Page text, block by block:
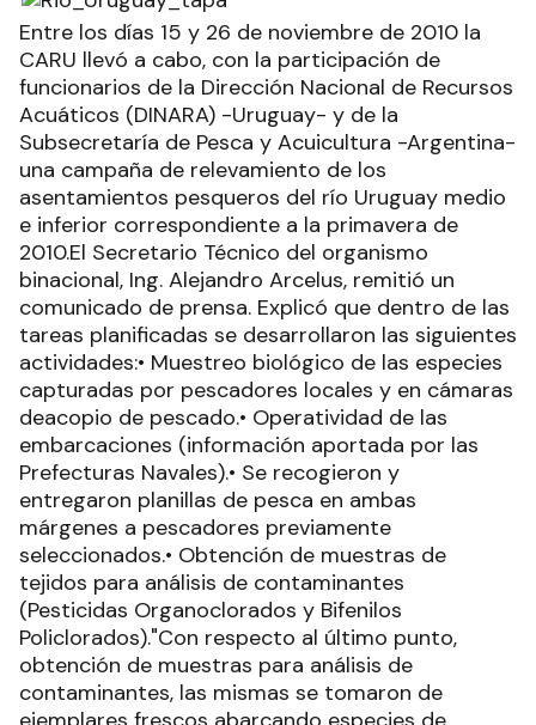
Entre los días 15 y 26 de noviembre de 2010 la
CARU llevó a cabo, con la participación de
funcionarios de la Dirección Nacional de Recursos
Acuáticos (DINARA) -Uruguay- y de la
Subsecretaría de Pesca y Acuicultura -Argentina-
una campaña de relevamiento de los
asentamientos pesqueros del río Uruguay medio
e inferior correspondiente a la primavera de
2010.El Secretario Técnico del organismo
binacional, Ing. Alejandro Arcelus, remitió un
comunicado de prensa. Explicó que dentro de las
tareas planificadas se desarrollaron las siguientes
actividades:• Muestreo biológico de las especies
capturadas por pescadores locales y en cámaras
deacopio de pescado.• Operatividad de las
embarcaciones (información aportada por las
Prefecturas Navales).• Se recogieron y
entregaron planillas de pesca en ambas
márgenes a pescadores previamente
seleccionados.• Obtención de muestras de
tejidos para análisis de contaminantes
(Pesticidas Organoclorados y Bifenilos
Policlorados)."Con respecto al último punto,
obtención de muestras para análisis de
contaminantes, las mismas se tomaron de